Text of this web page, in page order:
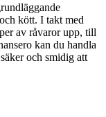
kött. I takt med
av råvaror upp, till
kan du handla
och smidig att